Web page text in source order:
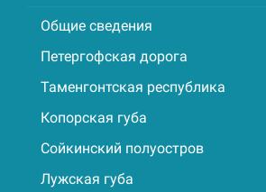
Общие сведения
Петергофская дорога
Таменгонтская республика
Копорская губа
Сойкинский полуостров
Лужская губа